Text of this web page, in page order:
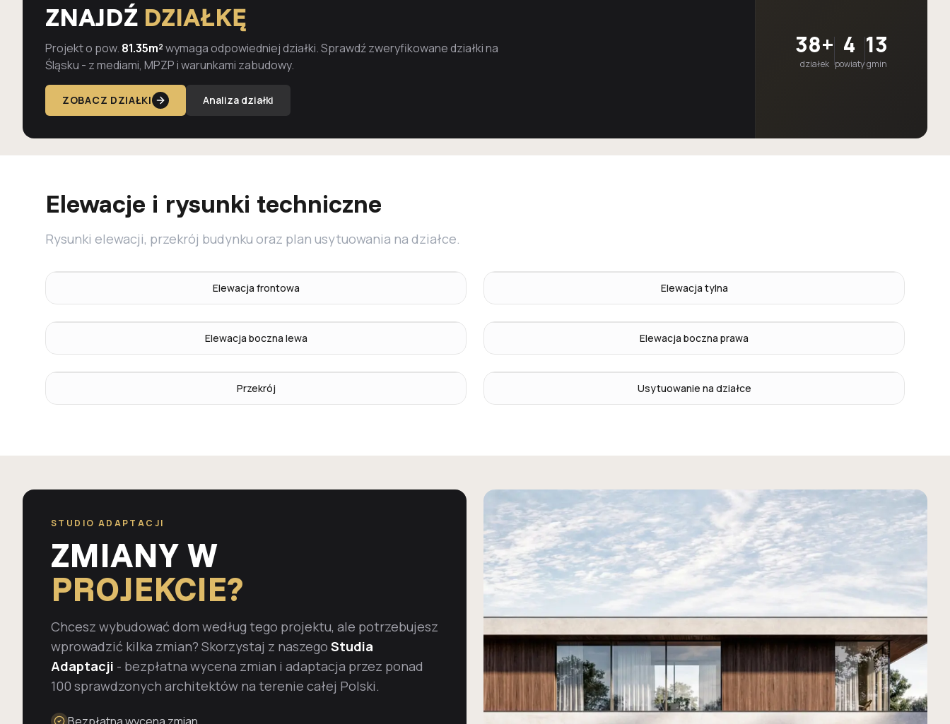
ZNAJDŹ DZIAŁKĘ
Projekt o pow. 81.35m²wymaga odpowiedniej działki. Sprawdź zweryfikowane działki na
Śląsku - z mediami, MPZP i warunkami zabudowy.
ZOBACZ DZIAŁKI Analiza działki
38+
działek
4
powiaty
13
gmin
Elewacje i rysunki techniczne
Rysunki elewacji, przekrój budynku oraz plan usytuowania na działce.
Elewacja frontowa Elewacja tylna
Elewacja boczna lewa Elewacja boczna prawa
Przekrój Usytuowanie na działce
STUDIO ADAPTACJI
ZMIANY W
PROJEKCIE?
Chcesz wybudować dom według tego projektu, ale potrzebujesz
wprowadzić kilka zmian? Skorzystaj z naszego Studia
Adaptacji - bezpłatna wycena zmian i adaptacja przez ponad
100 sprawdzonych architektów na terenie całej Polski.